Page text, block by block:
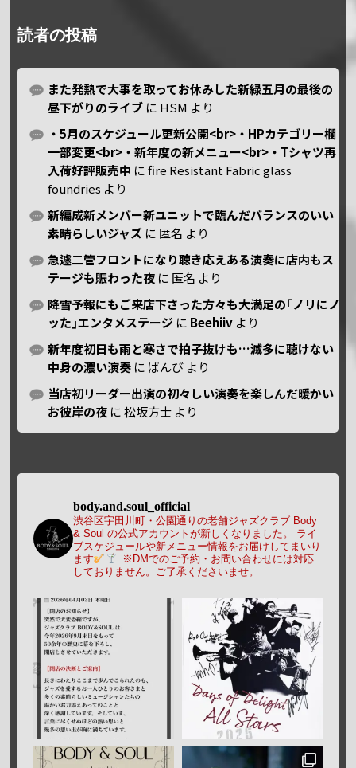
読者の投稿
また発熱で大事を取ってお休みした新緑五月の最後の
昼下がりのライブ に HSM より
・5月のスケジュール更新公開<br>・HPカテゴリー欄
一部変更<br>・新年度の新メニュー<br>・Tシャツ再
入荷好評販売中 にfire Resistant Fabric glass
foundries より
新編成新メンバー新ユニットで臨んだバランスのいい
素晴らしいジャズ に 匿名 より
急遽二管フロントになり聴き応えある演奏に店内もス
テージも賑わった夜 に 匿名 より
降雪予報にもご来店下さった方々も大満足の｢ノリにノ
ッた｣エンタメステージ に Beehiiv より
新年度初日も雨と寒さで拍子抜けも…滅多に聴けない
中身の濃い演奏 に ばんび より
当店初リーダー出演の初々しい演奏を楽しんだ暖かい
お彼岸の夜 に松坂方士 より
body.and.soul_official
渋谷区宇田川町・公園通りの老舗ジャズクラブ Body
& Soul の公式アカウントが新しくなりました。
ライ
ブスケジュールや新メニュー情報をお届けしてまいり
ます
※DMでのご予約・お問い合わせには対応
しておりません。ご了承くださいませ。